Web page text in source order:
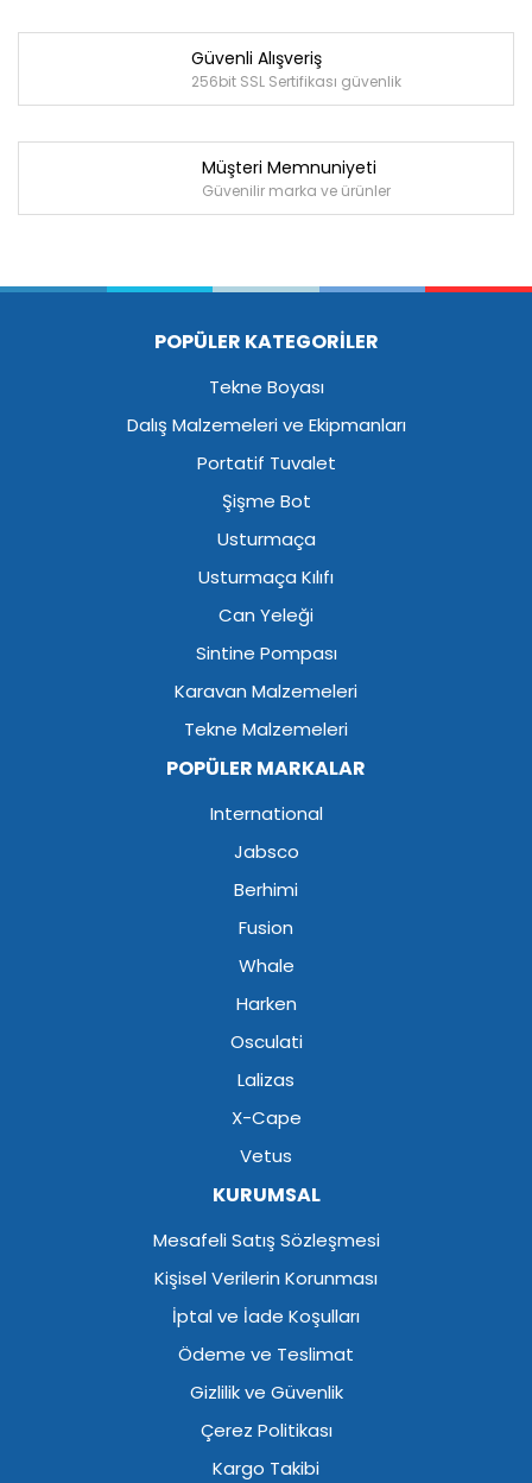
Güvenli Alışveriş
256bit SSL Sertifikası güvenlik
Müşteri Memnuniyeti
Güvenilir marka ve ürünler
POPÜLER KATEGORİLER
Tekne Boyası
Dalış Malzemeleri ve Ekipmanları
Portatif Tuvalet
Şişme Bot
Usturmaça
Usturmaça Kılıfı
Can Yeleği
Sintine Pompası
Karavan Malzemeleri
Tekne Malzemeleri
POPÜLER MARKALAR
International
Jabsco
Berhimi
Fusion
Whale
Harken
Osculati
Lalizas
X-Cape
Vetus
KURUMSAL
Mesafeli Satış Sözleşmesi
Kişisel Verilerin Korunması
İptal ve İade Koşulları
Ödeme ve Teslimat
Gizlilik ve Güvenlik
Çerez Politikası
Kargo Takibi